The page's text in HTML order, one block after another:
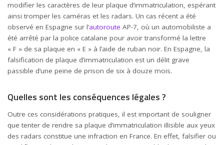
modifier les caractères de leur plaque d’immatriculation, espérant
ainsi tromper les caméras et les radars. Un cas récent a été
observé en Espagne sur l’autoroute AP-7, où un automobiliste a
été arrêté par la police catalane pour avoir transformé la lettre
« F » de sa plaque en « E » à l’aide de ruban noir. En Espagne, la
falsification de plaque d’immatriculation est un délit grave
passible d’une peine de prison de six à douze mois.
Quelles sont les conséquences légales ?
Outre ces considérations pratiques, il est important de souligner
que tenter de rendre sa plaque d’immatriculation illisible aux yeux
des radars constitue une infraction en France. En effet, falsifier ou